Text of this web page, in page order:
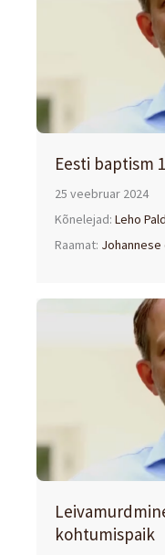
Eesti baptism
25 veebruar 2024
Kõnelejad:Leho
Raamat:
kohtumispaik